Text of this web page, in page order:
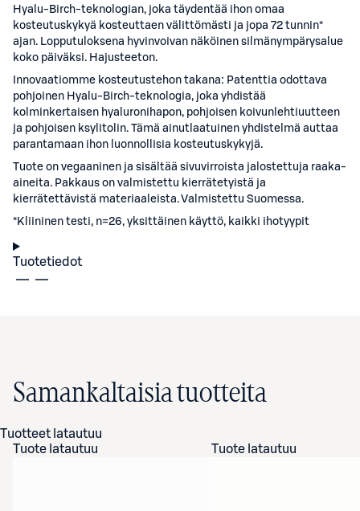
Hyalu-Birch-teknologian, joka täydentää ihon omaa
kosteutuskykyä kosteuttaen välittömästi ja jopa 72 tunnin*
ajan. Lopputuloksena hyvinvoivan näköinen silmänympärysalue
koko päiväksi. Hajusteeton.
Innovaatiomme kosteutustehon takana: Patenttia odottava
pohjoinen Hyalu-Birch-teknologia, joka yhdistää
kolminkertaisen hyaluronihapon, pohjoisen koivunlehtiuutteen
ja pohjoisen ksylitolin. Tämä ainutlaatuinen yhdistelmä auttaa
parantamaan ihon luonnollisia kosteutuskykyjä.
Tuote on vegaaninen ja sisältää sivuvirroista jalostettuja raaka-
aineita. Pakkaus on valmistettu kierrätetyistä ja
kierrätettävistä materiaaleista. Valmistettu Suomessa.
*Kliininen testi, n=26, yksittäinen käyttö, kaikki ihotyypit
Tuotetiedot
Samankaltaisia tuotteita
Tuotteet latautuu
Tuote latautuu
Tuote latautuu